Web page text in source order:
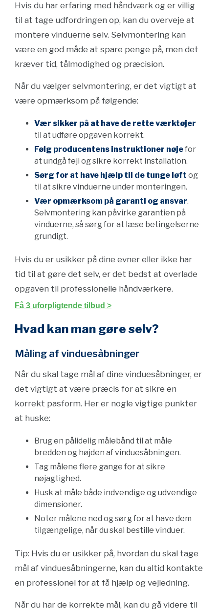
Hvis du har erfaring med håndværk og er villig
til at tage udfordringen op, kan du overveje at
montere vinduerne selv. Selvmontering kan
være en god måde at spare penge på, men det
kræver tid, tålmodighed og præcision.
Når du vælger selvmontering, er det vigtigt at
være opmærksom på følgende:
Vær sikker på at have de rette værktøjer
til at udføre opgaven korrekt.
Følg producentens instruktioner nøjefor
at undgå fejl og sikre korrekt installation.
Sørg for at have hjælp til de tunge løft og
til at sikre vinduerne under monteringen.
Vær opmærksom på garanti og ansvar.
Selvmontering kan påvirke garantien på
vinduerne, så sørg for at læse betingelserne
grundigt.
Hvis du er usikker på dine evner eller ikke har
tid til at gøre det selv, er det bedst at overlade
opgaven til professionelle håndværkere.
Få 3 uforpligtende tilbud >
Hvad kan man gøre selv?
Måling af vinduesåbninger
Når du skal tage mål af dine vinduesåbninger, er
det vigtigt at være præcis for at sikre en
korrekt pasform. Her er nogle vigtige punkter
at huske:
Brug en pålidelig målebånd til at måle
bredden og højden af vinduesåbningen.
Tag målene flere gange for at sikre
nøjagtighed.
Husk at måle både indvendige og udvendige
dimensioner.
Noter målene ned og sørg for at have dem
tilgængelige, når du skal bestille vinduer.
Tip: Hvis du er usikker på, hvordan du skal tage
mål af vinduesåbningerne, kan du altid kontakte
en professionel for at få hjælp og vejledning.
Når du har de korrekte mål, kan du gå videre til